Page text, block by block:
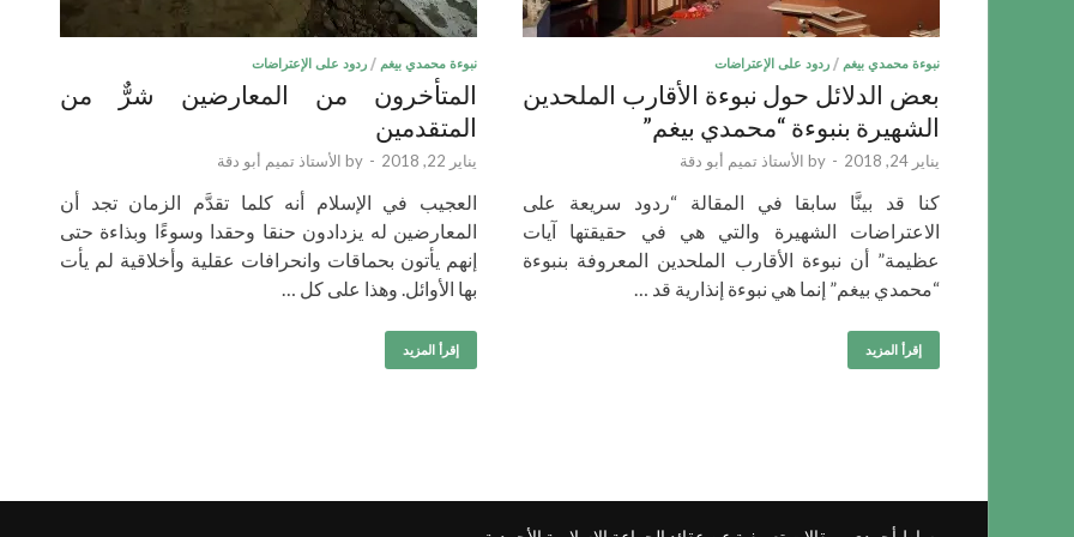
نبوءة محمدي بيغم / ردود على الإعتراضات
بعض الدلائل حول نبوءة الأقارب الملحدين
الشهيرة بنبوءة “محمدي بيغم”
يناير 24, 2018 -
by الأستاذ تميم أبو دقة
كنا قد بينَّا سابقا في المقالة “ردود سريعة على
الاعتراضات الشهيرة والتي هي في حقيقتها آيات
عظيمة” أن نبوءة الأقارب الملحدين المعروفة بنبوءة
“محمدي بيغم” إنما هي نبوءة إنذارية قد …
إقرأ المزيد
نبوءة محمدي بيغم / ردود على الإعتراضات
المتأخرون من المعارضين شرٌّ من
المتقدمين
يناير 22, 2018 -
by الأستاذ تميم أبو دقة
العجيب في الإسلام أنه كلما تقدَّم الزمان تجد أن
المعارضين له يزدادون حنقا وحقدا وسوءًا وبذاءة حتى
إنهم يأتون بحماقات وانحرافات عقلية وأخلاقية لم يأت
بها الأوائل. وهذا على كل …
إقرأ المزيد